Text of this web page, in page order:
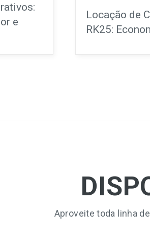
e
Locação de
RK25:
Aproveite toda linha